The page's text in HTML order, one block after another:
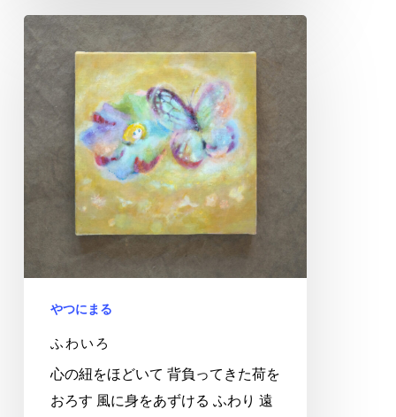
ふ
わ
やつにまる
ふわいろ
心の紐をほどいて 背負ってきた荷を
おろす 風に身をあずける ふわり 遠